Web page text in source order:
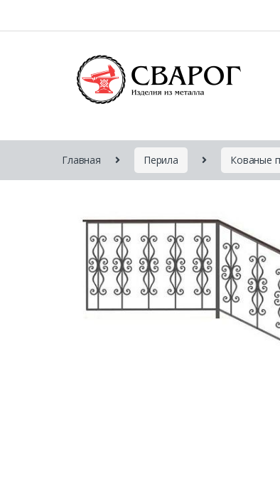
Главная Перила Кованые